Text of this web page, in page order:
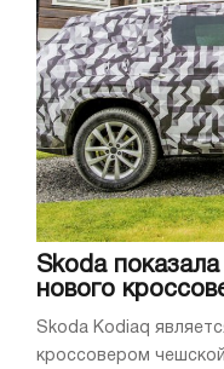
Skoda
нового
Skoda Kodiaq
кроссовером